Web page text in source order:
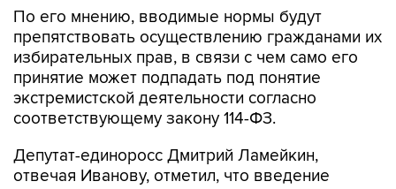
По его мнению, вводимые нормы будут
препятствовать осуществлению гражданами их
избирательных прав, в связи с чем само его
принятие может подпадать под понятие
экстремистской деятельности согласно
соответствующему закону 114-ФЗ.
Депутат-единоросс Дмитрий Ламейкин,
отвечая Иванову, отметил, что введение